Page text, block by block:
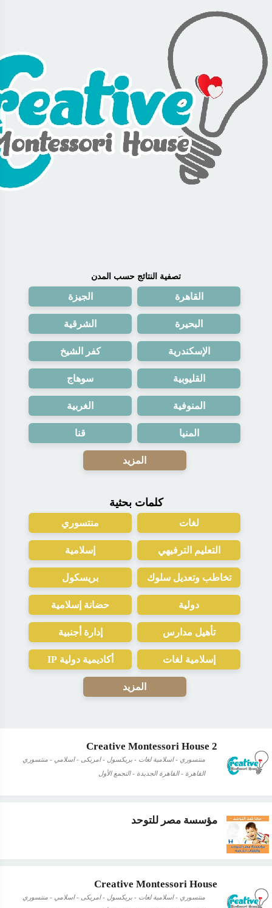
تصفية النتائج حسب المدن
القاهرة الجيزة
البحيرة الشرقية
الإسكندرية كفر الشيخ
القليوبية سوهاج
المنوفية الغربية
المنيا قنا
المزيد
كلمات بحثية
لغات منتسوري
التعليم الترفيهي إسلامية
تخاطب وتعديل سلوك بريسكول
دولية حضانة إسلامية
تأهيل مدارس إدارة أجنبية
إسلامية لغات أكاديمية دولية IP
المزيد
Creative Montessori House 2
منتسوري - اسلامية لغات - بريكسول - امريكى - اسلامي - منتسوري
القاهرة - القاهرة الجديدة - التجمع الأول
مؤسسة مصر للتوحد
Creative Montessori House
منتسوري - اسلامية لغات - بريكسول - امريكى - اسلامي - منتسوري